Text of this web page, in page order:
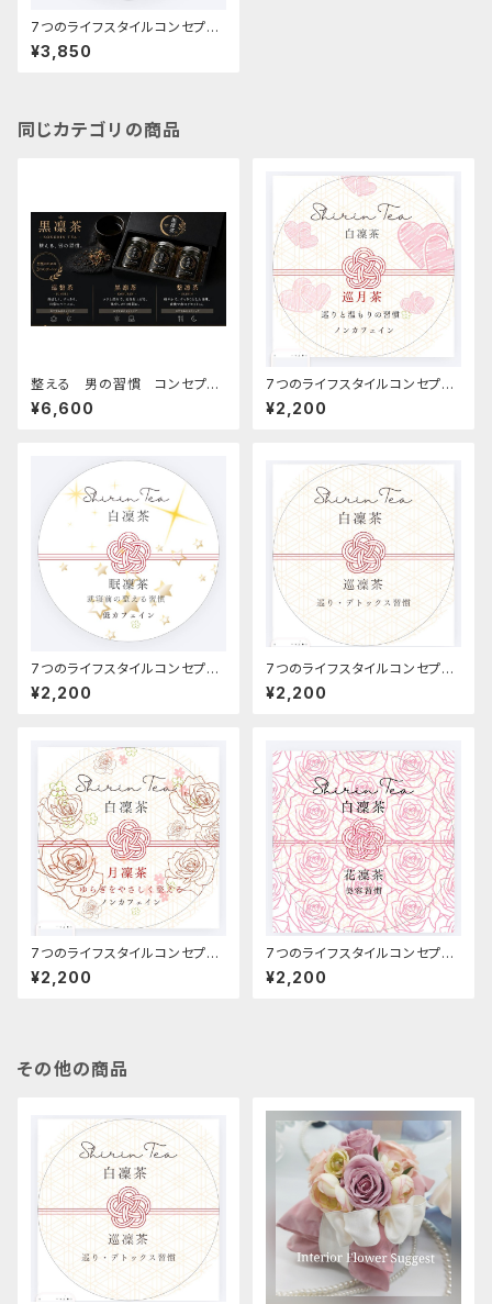
7つのライフスタイルコンセプト
ティー 7種類セット
¥3,850
同じカテゴリの商品
整える 男の習慣 コンセプト
ティー 黒凜茶 父の日 GIF
T プレゼント
¥6,600
7つのライフスタイルコンセプト
ティー 巡月茶
¥2,200
7つのライフスタイルコンセプト
ティー 眠凜茶
¥2,200
7つのライフスタイルコンセプト
ティー 巡凜茶
¥2,200
7つのライフスタイルコンセプト
ティー 月凜茶
¥2,200
7つのライフスタイルコンセプト
ティー 花凜茶
¥2,200
その他の商品